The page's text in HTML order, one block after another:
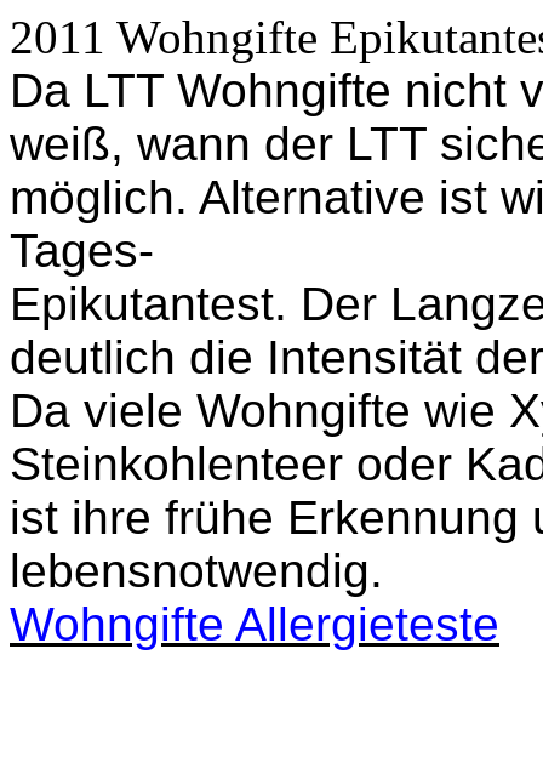
2011 Wohngifte
Da LTT Wohngifte nicht
weiß, wann der LTT
möglich. Alternative ist
Tages-
Epikutantest. Der
deutlich die Intensität
Da viele Wohngifte wie
Steinkohlenteer oder
ist ihre frühe Erkennung
lebensnotwendig.
Wohngifte Allergieteste